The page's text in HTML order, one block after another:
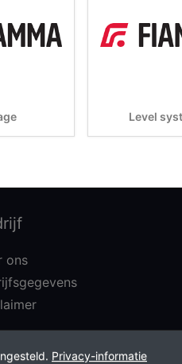
Level
ons
Privacy-informatie